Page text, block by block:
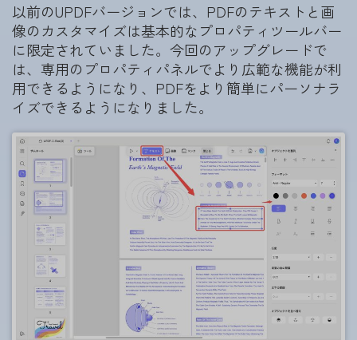
以前のUPDFバージョンでは、PDFのテキストと画
像のカスタマイズは基本的なプロパティツールバー
に限定されていました。今回のアップグレードで
は、専用のプロパティパネルでより広範な機能が利
用できるようになり、PDFをより簡単にパーソナラ
イズできるようになりました。